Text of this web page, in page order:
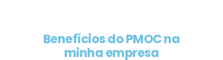
Benefícios do PMOC na
minha empresa